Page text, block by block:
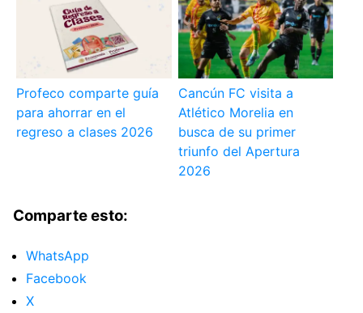
Profeco comparte guía
para ahorrar en el
regreso a clases 2026
Cancún FC visita a
Atlético Morelia en
busca de su primer
triunfo del Apertura
2026
Comparte esto:
WhatsApp
Facebook
X